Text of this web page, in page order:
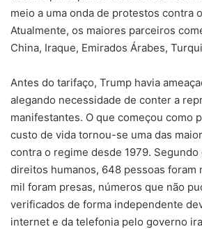
meio a uma onda de protestos contra
Atualmente, os maiores parceiros
China, Iraque, Emirados Árabes,
Antes do tarifaço, Trump havia
alegando necessidade de conter a
manifestantes. O que começou como
custo de vida tornou-se uma das
contra o regime desde 1979.
direitos humanos, 648 pessoas foram
mil foram presas, números que não
verificados de forma independente
internet e da telefonia pelo governo